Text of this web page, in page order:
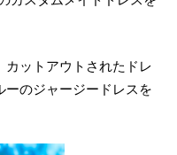
カットアウトされたドレ
ーのジャージードレスを